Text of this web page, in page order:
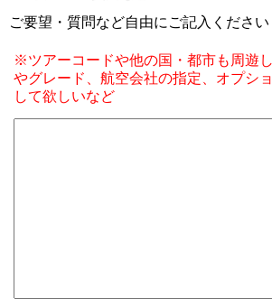
ご要望・質問など自由にご記入ください
※ツアーコードや他の国・都市も周遊
やグレード、航空会社の指定、オプシ
して欲しいなど